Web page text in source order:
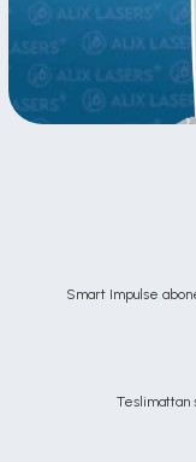
Smart Impulse
Teslimattan